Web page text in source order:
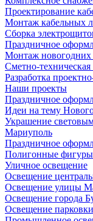
Проектирование
Монтаж кабельных
Сборка
Праздничное
Монтаж новогодних
Сметно-техническая
Разработка
Наши проекты
Праздничное
Идеи на тему
Украшение
Мариуполь
Праздничное
Полигонные
Уличное освещение
Освещение
Освещение улицы
Освещение города
Освещение